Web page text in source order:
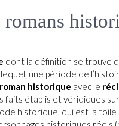
dont la définition se trouve
une période de
roman historique avec le
faits établis et véridiques
historique, qui est la